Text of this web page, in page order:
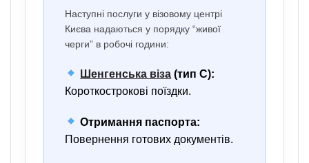
Наступні послуги у візовому центрі
Києва надаються у порядку “живої
черги” в робочі години:
Шенгенська віза (тип C):
Короткострокові поїздки.
Отримання паспорта:
Повернення готових документів.